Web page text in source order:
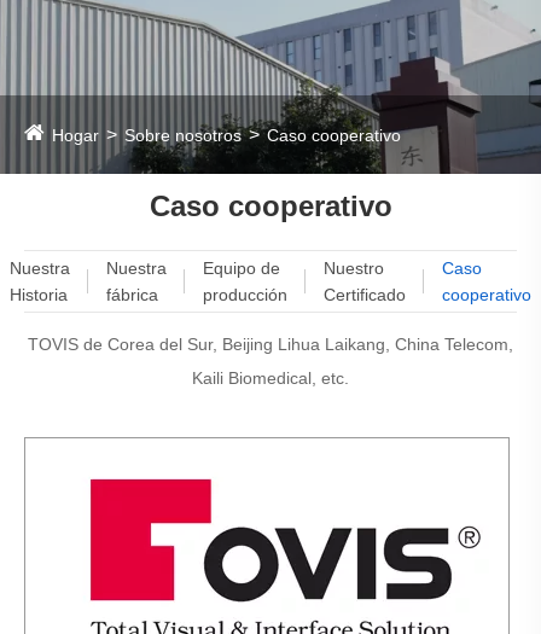
Hogar Sobre nosotros Caso cooperativo
Caso cooperativo
Nuestra
Historia
Nuestra
fábrica
Equipo de
producción
Nuestro
Certificado
Caso
cooperativo
TOVIS de Corea del Sur, Beijing Lihua Laikang, China Telecom,
Kaili Biomedical, etc.